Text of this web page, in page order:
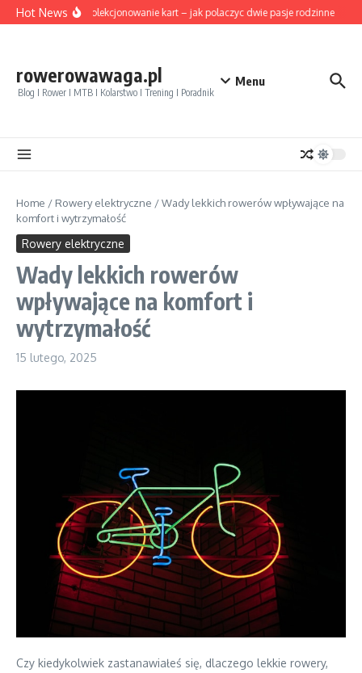
Przejdź do treści
Hot NewsRower i kolekcjonowanie kart – jak polaczyc dwie pasje rodzinne
rowerowawaga.pl
Blog I Rower I MTB I Kolarstwo I Trening I Poradnik
Menu
Home / Rowery elektryczne /Wady lekkich rowerów wpływające na
komfort i wytrzymałość
Rowery elektryczne
Wady lekkich rowerów
wpływające na komfort i
wytrzymałość
15 lutego, 2025
Czy kiedykolwiek zastanawiałeś się, dlaczego lekkie rowery,